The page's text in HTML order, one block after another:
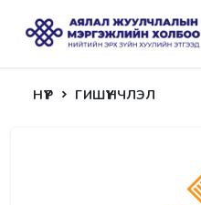
НҮҮР ГИШҮҮНЧЛЭЛ